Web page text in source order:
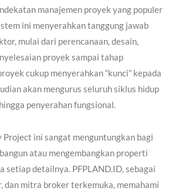
manajemen proyek yang populer
ini menyerahkan tanggung jawab
mulai dari perencanaan, desain,
proyek sampai tahap
cukup menyerahkan “kunci” kepada
akan mengurus seluruh siklus hidup
penyerahan fungsional.
Project ini sangat menguntungkan bagi
atau mengembangkan properti
setiap detailnya. PFPLAND.ID, sebagai
dan mitra broker terkemuka, memahami